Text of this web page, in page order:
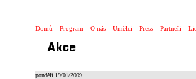
Domů Program O nás Umělci Press Partneři
Akce
pondělí 19/01/2009